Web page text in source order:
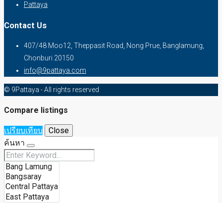
Pattaya
Contact Us
407/48 Moo12, Theppasit Road, Nong Prue, Banglamung,
Chonburi 20150
info@9pattaya.com
© 9Pattaya - All rights reserved
Compare listings
เปรียบเทียบ
Close
ค้นหา